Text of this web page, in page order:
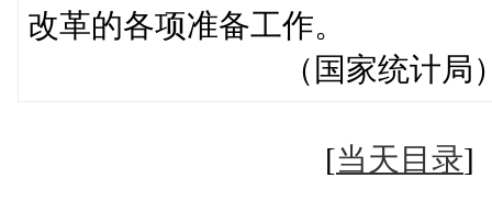
改革的各项
（国家统计局
[当天目录